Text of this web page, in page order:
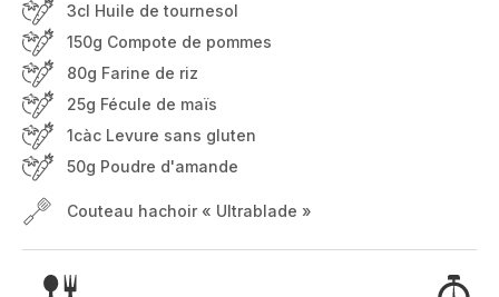
3cl Huile de tournesol
150g Compote de pommes
80g Farine de riz
25g Fécule de maïs
1càc Levure sans gluten
50g Poudre d'amande
Couteau hachoir « Ultrablade »